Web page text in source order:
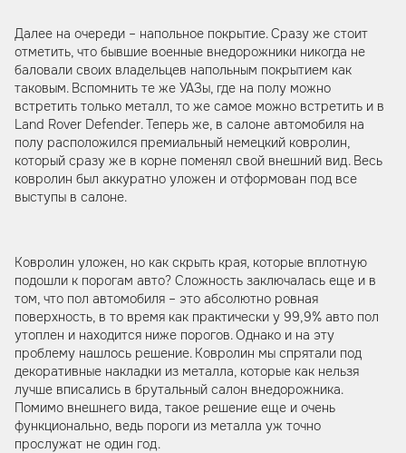
Далее на очереди – напольное покрытие. Сразу же стоит
отметить, что бывшие военные внедорожники никогда не
баловали своих владельцев напольным покрытием как
таковым. Вспомнить те же УАЗы, где на полу можно
встретить только металл, то же самое можно встретить и в
Land Rover Defender. Теперь же, в салоне автомобиля на
полу расположился премиальный немецкий ковролин,
который сразу же в корне поменял свой внешний вид. Весь
ковролин был аккуратно уложен и отформован под все
выступы в салоне.
Ковролин уложен, но как скрыть края, которые вплотную
подошли к порогам авто? Сложность заключалась еще и в
том, что пол автомобиля – это абсолютно ровная
поверхность, в то время как практически у 99,9% авто пол
утоплен и находится ниже порогов. Однако и на эту
проблему нашлось решение. Ковролин мы спрятали под
декоративные накладки из металла, которые как нельзя
лучше вписались в брутальный салон внедорожника.
Помимо внешнего вида, такое решение еще и очень
функционально, ведь пороги из металла уж точно
прослужат не один год.